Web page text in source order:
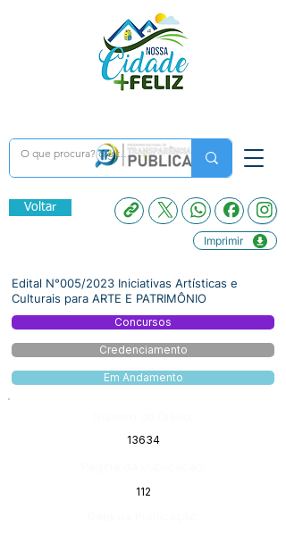
Voltar
Imprimir
Edital N°005/2023 Iniciativas Artísticas e
Culturais para ARTE E PATRIMÔNIO
Concursos
Credenciamento
Em Andamento
13634
112